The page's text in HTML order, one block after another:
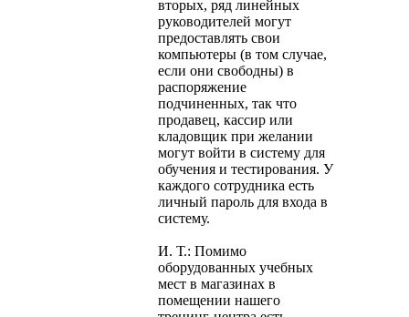
вторых, ряд линейных
руководителей могут
предоставлять свои
компьютеры (в том случае,
если они свободны) в
распоряжение
подчиненных, так что
продавец, кассир или
кладовщик при желании
могут войти в систему для
обучения и тестирования. У
каждого сотрудника есть
личный пароль для входа в
систему.
И. Т.: Помимо
оборудованных учебных
мест в магазинах в
помещении нашего